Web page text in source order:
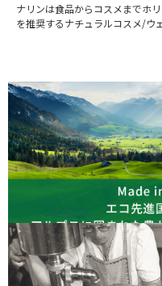
ナリンは食品からコスメまでホ
を推奨するナチュラルコスメ/ウ